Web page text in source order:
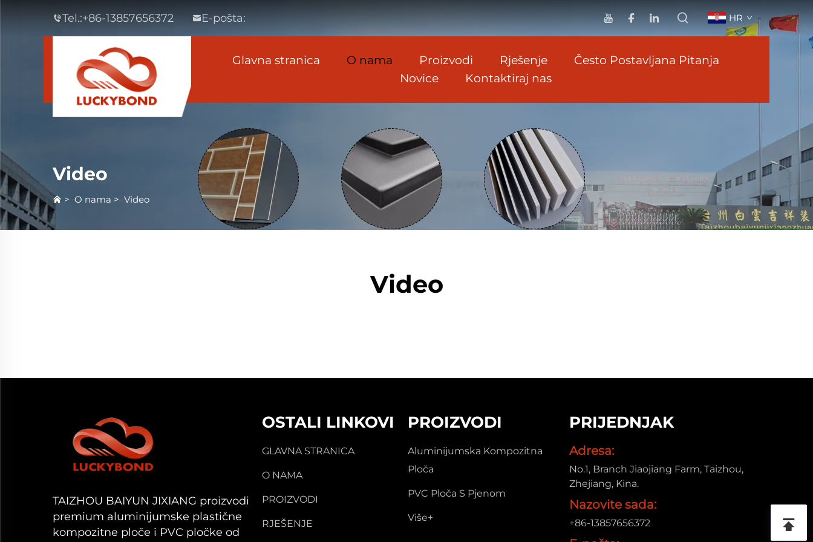
Tel.:+86-13857656372 E-pošta: HR
Glavna stranica O nama Proizvodi Rješenje
Često Postavljana Pitanja
Novice
Kontaktiraj nas
Video
> O nama > Video
Video
TAIZHOU BAIYUN JIXIANG proizvodi
premium aluminijumske plastične
kompozitne ploče i PVC pločke od
OSTALI LINKOVI
GLAVNA STRANICA
O NAMA
PROIZVODI
RJEŠENJE
PROIZVODI
Aluminijumska Kompozitna
Ploča
PVC Ploča S Pjenom
Više+
PRIJEDNJAK
Adresa:
No.1, Branch Jiaojiang Farm, Taizhou,
Zhejiang, Kina.
Nazovite sada:
+86-13857656372